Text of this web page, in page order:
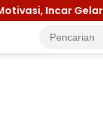
di Sultra